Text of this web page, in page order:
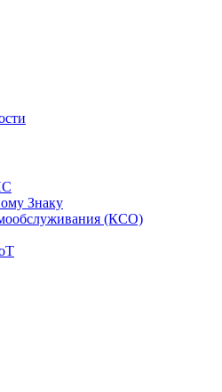
Знаку
(КСО)